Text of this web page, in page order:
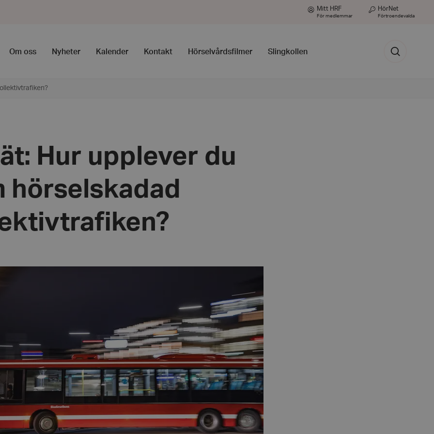
Mitt HRF
För medlemmar
HörNet
Förtroendevalda
Om oss Nyheter Kalender Kontakt Hörselvårdsfilmer Slingkollen
Sök
Hur upplever du
hörselskadad